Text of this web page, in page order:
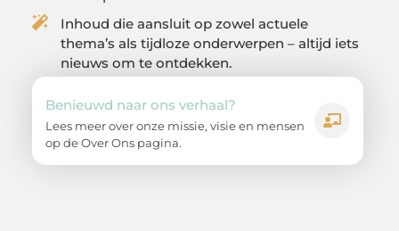
Inhoud die aansluit op zowel actuele
thema’s als tijdloze onderwerpen – altijd iets
nieuws om te ontdekken.
Benieuwd naar ons verhaal?
Lees meer over onze missie, visie en mensen
op de Over Ons pagina.